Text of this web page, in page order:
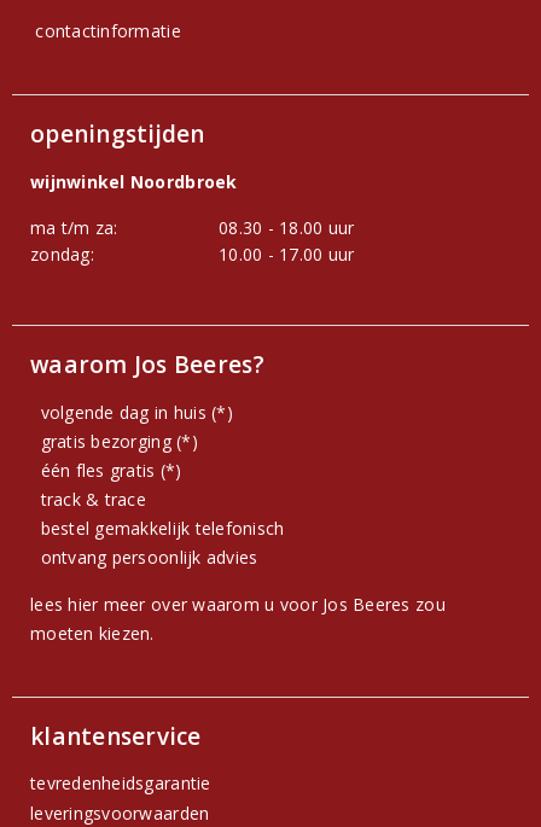
contactinformatie
openingstijden
wijnwinkel Noordbroek
ma t/m za:
08.30 - 18.00 uur
zondag:
10.00 - 17.00 uur
waarom Jos Beeres?
volgende dag in huis (*)
gratis bezorging (*)
één fles gratis (*)
track & trace
bestel gemakkelijk telefonisch
ontvang persoonlijk advies
lees hier meer over waarom u voor Jos Beeres zou
moeten kiezen.
klantenservice
tevredenheidsgarantie
leveringsvoorwaarden